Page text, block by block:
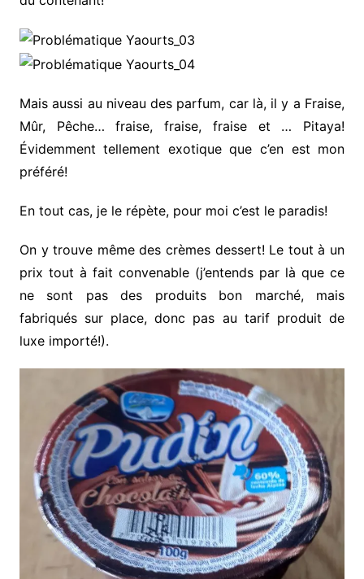
Mais aussi au niveau des parfum, car là, il y a Fraise,
Mûr, Pêche… fraise, fraise, fraise et … Pitaya!
Évidemment tellement exotique que c’en est mon
préféré!
En tout cas, je le répète, pour moi c’est le paradis!
On y trouve même des crèmes dessert! Le tout à un
prix tout à fait convenable (j’entends par là que ce
ne sont pas des produits bon marché, mais
fabriqués sur place, donc pas au tarif produit de
luxe importé!).